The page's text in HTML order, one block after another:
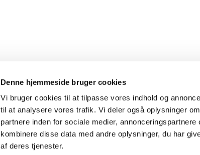
Denne hjemmeside bruger cookies
Vi bruger cookies til at tilpasse vores indhold og
til at analysere vores trafik. Vi deler også oplysninger
partnere inden for sociale medier,
kombinere disse data med andre oplysninger, du har
af deres tjenester.
